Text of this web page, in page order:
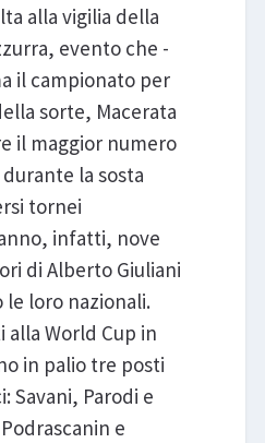
alla vigilia della
evento che -
il campionato per
sorte, Macerata
il maggior numero
la sosta
tornei
infatti, nove
di Alberto Giuliani
loro nazionali.
World Cup in
in palio tre posti
Savani, Parodi e
e